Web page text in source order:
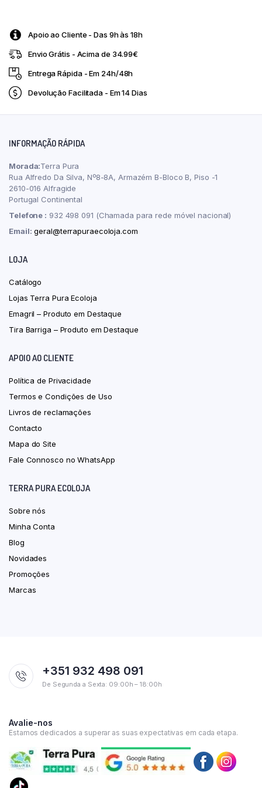
Nutrition
Apoio ao Cliente - Das 9h às 18h
Envio Grátis - Acima de 34.99€
Entrega Rápida - Em 24h/48h
Devolução Facilitada - Em 14 Dias
INFORMAÇÃO RÁPIDA
Morada:Terra Pura
Rua Alfredo Da Silva, Nº8-8A, Armazém B-Bloco B, Piso -1
2610-016 Alfragide
Portugal Continental
Telefone : 932 498 091 (Chamada para rede móvel nacional)
Email: geral@terrapuraecoloja.com
LOJA
Catálogo
Lojas Terra Pura Ecoloja
Emagril – Produto em Destaque
Tira Barriga – Produto em Destaque
APOIO AO CLIENTE
Política de Privacidade
Termos e Condições de Uso
Livros de reclamações
Contacto
Mapa do Site
Fale Connosco no WhatsApp
TERRA PURA ECOLOJA
Sobre nós
Minha Conta
Blog
Novidades
Promoções
Marcas
+351 932 498 091
De Segunda a Sexta: 09:00h – 18:00h
Avalie-nos
Estamos dedicados a superar as suas expectativas em cada etapa.